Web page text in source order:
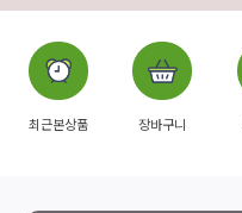
최근본상품 장바구니